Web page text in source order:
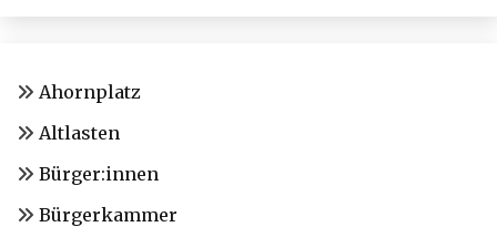
Ahornplatz
Altlasten
Bürger:innen
Bürgerkammer